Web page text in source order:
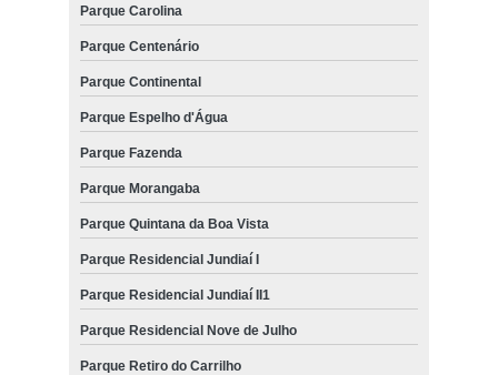
Parque Carolina
Parque Centenário
Parque Continental
Parque Espelho d'Água
Parque Fazenda
Parque Morangaba
Parque Quintana da Boa Vista
Parque Residencial Jundiaí I
Parque Residencial Jundiaí II1
Parque Residencial Nove de Julho
Parque Retiro do Carrilho